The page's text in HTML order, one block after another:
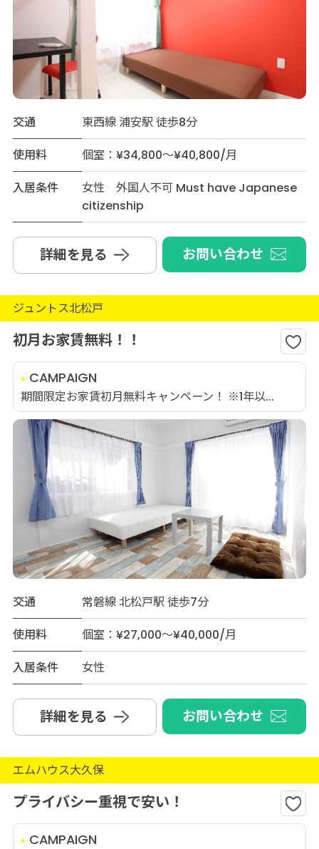
交通
東西線 浦安駅 徒歩8分
使用料
個室：¥34,800～¥40,800/月
入居条件
女性 外国人不可 Must have Japanese
citizenship
詳細を見る お問い合わせ
ジュントス北松戸
初月お家賃無料！！
CAMPAIGN
期間限定お家賃初月無料キャンペーン！ ※1年以...
交通
常磐線 北松戸駅 徒歩7分
使用料
個室：¥27,000～¥40,000/月
入居条件
女性
詳細を見る お問い合わせ
エムハウス大久保
プライバシー重視で安い！
CAMPAIGN